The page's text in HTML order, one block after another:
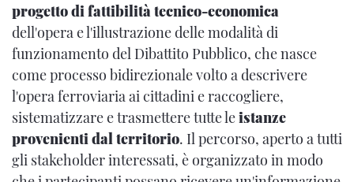
progetto di fattibilità tecnico-economica
dell'opera e l'illustrazione delle modalità di
funzionamento del Dibattito Pubblico, che nasce
come processo bidirezionale volto a descrivere
l'opera ferroviaria ai cittadini e raccogliere,
sistematizzare e trasmettere tutte leistanze
provenienti dal territorio. Il percorso, aperto a tutti
gli stakeholder interessati, è organizzato in modo